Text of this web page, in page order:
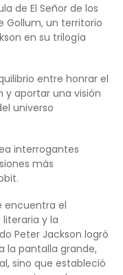
de El Señor de los
Gollum, un territorio
en su trilogía
entre honrar el
aportar una visión
universo
interrogantes
más
encuentra el
y la
Peter Jackson logró
la pantalla grande,
sino que estableció